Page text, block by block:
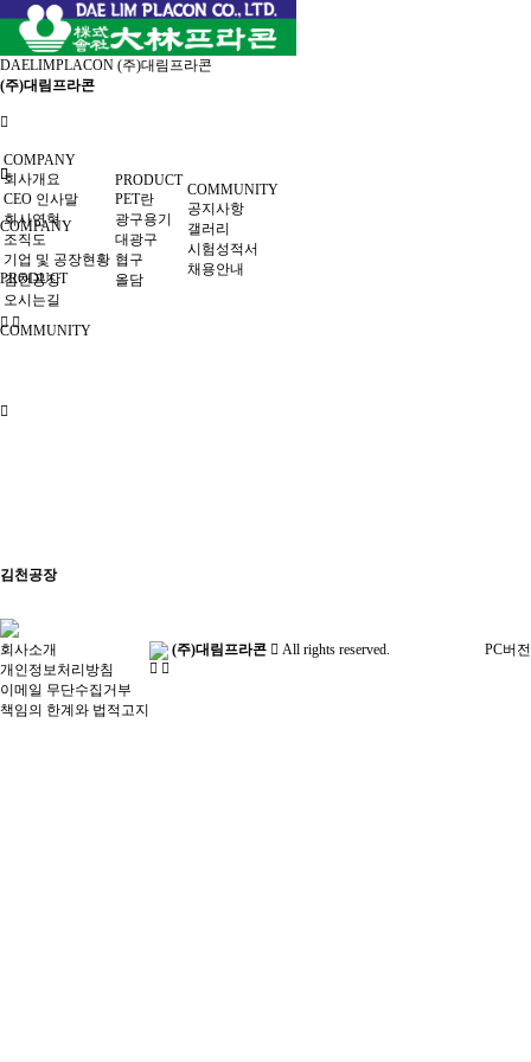
DAELIMPLACON (주)대림프라콘
(주)대림프라콘
COMPANY
PRODUCT
COMMUNITY
COMPANY
회사개요
CEO 인사말
회사연혁
조직도
기업 및 공장현황
김천공장
오시는길
PRODUCT
PET란
광구용기
대광구
협구
올담
COMMUNITY
공지사항
갤러리
시험성적서
채용안내
김천공장
회사소개
개인정보처리방침
이메일 무단수집거부
책임의 한계와 법적고지
PC버전
(주)대림프라콘 All rights reserved.